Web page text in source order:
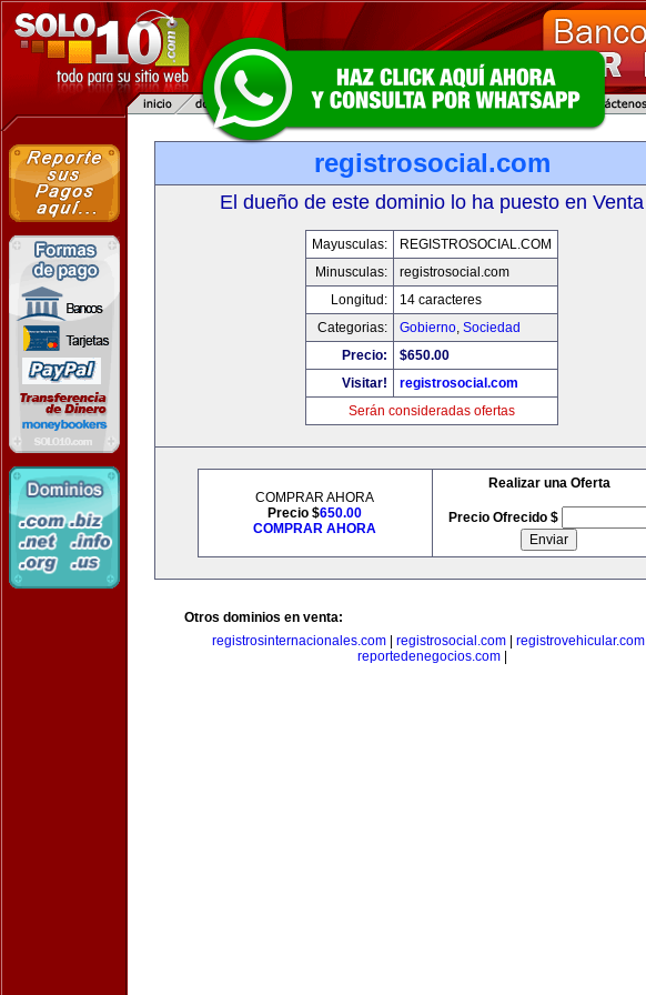
registrosocial.com
El dueño de este dominio lo ha puesto en Venta
Mayusculas:
REGISTROSOCIAL.COM
Minusculas:
registrosocial.com
Longitud:
14 caracteres
Categorias:
Gobierno, Sociedad
Precio:
$650.00
Visitar!
registrosocial.com
Serán consideradas ofertas
COMPRAR AHORA
Precio $650.00
COMPRAR AHORA
Realizar una Oferta
Precio Ofrecido $
Otros dominios en venta:
registrosinternacionales.com
registrosocial.com registrovehicular.com
reportedenegocios.com|